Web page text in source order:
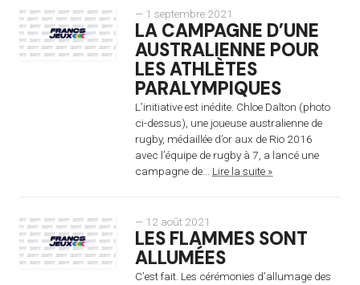
— 1 septembre 2021
LA CAMPAGNE D’UNE
AUSTRALIENNE POUR
LES ATHLÈTES
PARALYMPIQUES
L’initiative est inédite. Chloe Dalton (photo
ci-dessus), une joueuse australienne de
rugby, médaillée d’or aux de Rio 2016
avec l’équipe de rugby à 7, a lancé une
campagne de... Lire la suite »
— 12 août 2021
LES FLAMMES SONT
ALLUMÉES
C’est fait. Les cérémonies d’allumage des